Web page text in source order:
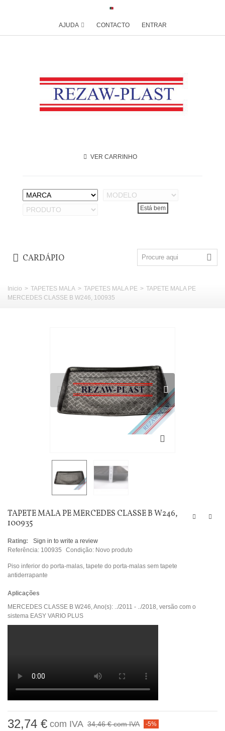
AJUDA CONTACTO ENTRAR
VER CARRINHO
CARDÁPIO
Inicio > TAPETES MALA > TAPETES MALA PE > TAPETE MALA PE
MERCEDES CLASSE B W246, 100935
TAPETE MALA PE MERCEDES CLASSE B W246,
100935
Rating:
Sign in to write a review
Referência: 100935 Condição: Novo produto
Piso inferior do porta-malas, tapete do porta-malas sem tapete
antiderrapante
Aplicações
MERCEDES CLASSE B W246, Ano(s): ../2011 - ../2018, versão com o
sistema EASY VARIO PLUS
32,74 € com IVA 34,46 €com IVA -5%